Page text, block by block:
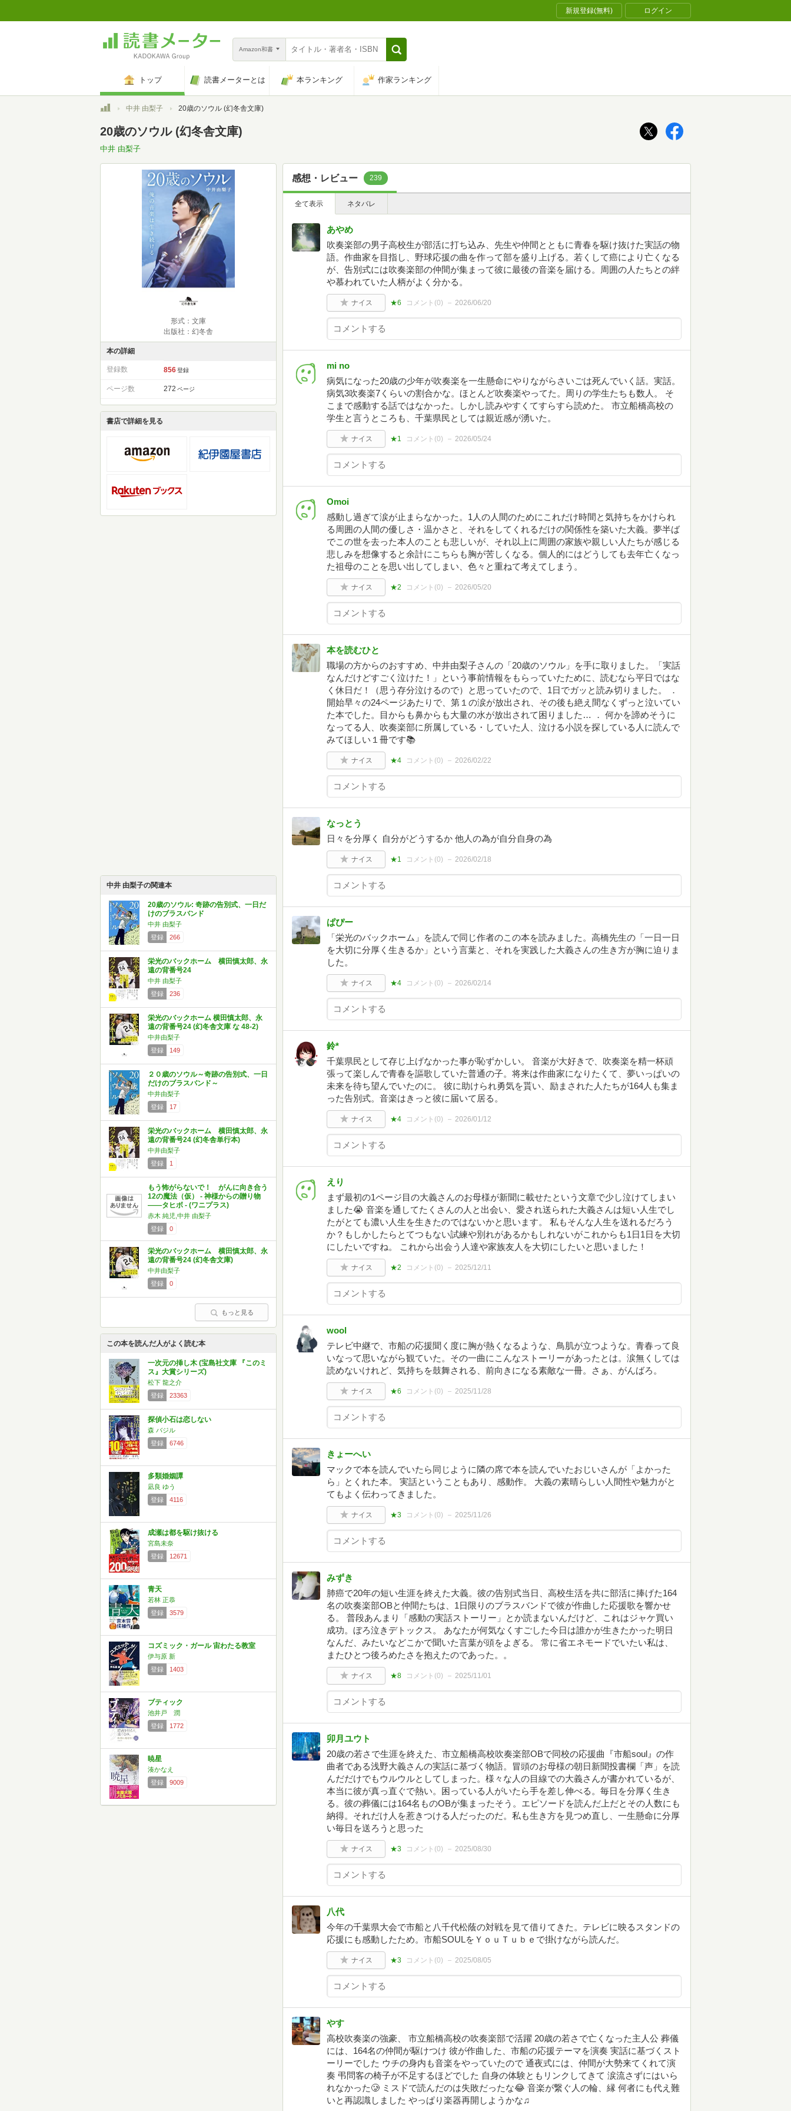
新規登録(無料) ログイン
Amazon和書
トップ 読書メーターとは 本ランキング 作家ランキング
トップ中井 由梨子 20歳のソウル (幻冬舎文庫)
20歳のソウル (幻冬舎文庫)
中井 由梨子
形式：文庫
出版社：幻冬舎
本の詳細
登録数 856 登録
ページ数 272 ページ
書店で詳細を見る
中井 由梨子の関連本
20歳のソウル: 奇跡の告別式、一日だ
けのブラスバンド
中井 由梨子
登録
266
栄光のバックホーム 横田慎太郎、永
遠の背番号24
中井 由梨子
登録
236
栄光のバックホーム 横田慎太郎、永
遠の背番号24 (幻冬舎文庫 な 48-2)
中井由梨子
登録
149
２０歳のソウル～奇跡の告別式、一日
だけのブラスバンド～
中井由梨子
登録
17
栄光のバックホーム 横田慎太郎、永
遠の背番号24 (幻冬舎単行本)
中井由梨子
登録
1
もう怖がらないで！ がんに向き合う
12の魔法（仮） - 神様からの贈り物
——タヒボ - (ワニプラス)
赤木 純児,中井 由梨子
登録
0
栄光のバックホーム 横田慎太郎、永
遠の背番号24 (幻冬舎文庫)
中井由梨子
登録
0
もっと見る
この本を読んだ人がよく読む本
一次元の挿し木 (宝島社文庫 『このミ
ス』大賞シリーズ)
松下 龍之介
登録
23363
探偵小石は恋しない
森 バジル
登録
6746
多類婚姻譚
凪良 ゆう
登録
4116
成瀬は都を駆け抜ける
宮島未奈
登録
12671
青天
若林 正恭
登録
3579
コズミック・ガール 宙わたる教室
伊与原 新
登録
1403
ブティック
池井戸 潤
登録
1772
暁星
湊かなえ
登録
9009
感想・レビュー 239
全て表示 ネタバレ
あやめ
吹奏楽部の男子高校生が部活に打ち込み、先生や仲間とともに青春を駆け抜けた実話の物
語。作曲家を目指し、野球応援の曲を作って部を盛り上げる。若くして癌により亡くなる
が、告別式には吹奏楽部の仲間が集まって彼に最後の音楽を届ける。周囲の人たちとの絆
や慕われていた人柄がよく分かる。
ナイス ★6 コメント(0) 2026/06/20
mi no
病気になった20歳の少年が吹奏楽を一生懸命にやりながらさいごは死んでいく話。実話。
病気3吹奏楽7くらいの割合かな。ほとんど吹奏楽やってた。周りの学生たちも数人。 そ
こまで感動する話ではなかった。しかし読みやすくてすらすら読めた。 市立船橋高校の
学生と言うところも、千葉県民としては親近感が湧いた。
ナイス ★1 コメント(0) 2026/05/24
Omoi
感動し過ぎて涙が止まらなかった。1人の人間のためにこれだけ時間と気持ちをかけられ
る周囲の人間の優しさ・温かさと、それをしてくれるだけの関係性を築いた大義。夢半ば
でこの世を去った本人のことも悲しいが、それ以上に周囲の家族や親しい人たちが感じる
悲しみを想像すると余計にこちらも胸が苦しくなる。個人的にはどうしても去年亡くなっ
た祖母のことを思い出してしまい、色々と重ねて考えてしまう。
ナイス ★2 コメント(0) 2026/05/20
本を読むひと
職場の方からのおすすめ、中井由梨子さんの「20歳のソウル」を手に取りました。「実話
なんだけどすごく泣けた！」という事前情報をもらっていたために、読むなら平日ではな
く休日だ！（思う存分泣けるので）と思っていたので、1日でガッと読み切りました。 ．
開始早々の24ページあたりで、第１の涙が放出され、その後も絶え間なくずっと泣いてい
た本でした。目からも鼻からも大量の水が放出されて困りました… ． 何かを諦めそうに
なってる人、吹奏楽部に所属している・していた人、泣ける小説を探している人に読んで
みてほしい１冊です📚
ナイス ★4 コメント(0) 2026/02/22
なっとう
日々を分厚く 自分がどうするか 他人の為が自分自身の為
ナイス ★1 コメント(0) 2026/02/18
ぱぴー
「栄光のバックホーム」を読んで同じ作者のこの本を読みました。高橋先生の「一日一日
を大切に分厚く生きるか」という言葉と、それを実践した大義さんの生き方が胸に迫りま
した。
ナイス ★4 コメント(0) 2026/02/14
鈴*
千葉県民として存じ上げなかった事が恥ずかしい。 音楽が大好きで、吹奏楽を精一杯頑
張って楽しんで青春を謳歌していた普通の子。将来は作曲家になりたくて、夢いっぱいの
未来を待ち望んでいたのに。 彼に助けられ勇気を貰い、励まされた人たちが164人も集ま
った告別式。音楽はきっと彼に届いて居る。
ナイス ★4 コメント(0) 2026/01/12
えり
まず最初の1ページ目の大義さんのお母様が新聞に載せたという文章で少し泣けてしまい
ました😭 音楽を通してたくさんの人と出会い、愛され送られた大義さんは短い人生でし
たがとても濃い人生を生きたのではないかと思います。 私もそんな人生を送れるだろう
か？もしかしたらとてつもない試練や別れがあるかもしれないがこれからも1日1日を大切
にしたいですね。 これから出会う人達や家族友人を大切にしたいと思いました！
ナイス ★2 コメント(0) 2025/12/11
wool
テレビ中継で、市船の応援聞く度に胸が熱くなるような、鳥肌が立つような。青春って良
いなって思いながら観ていた。その一曲にこんなストーリーがあったとは。涙無くしては
読めないけれど、気持ちを鼓舞される、前向きになる素敵な一冊。さぁ、がんばろ。
ナイス ★6 コメント(0) 2025/11/28
きょーへい
マックで本を読んでいたら同じように隣の席で本を読んでいたおじいさんが「よかった
ら」とくれた本。 実話ということもあり、感動作。 大義の素晴らしい人間性や魅力がと
てもよく伝わってきました。
ナイス ★3 コメント(0) 2025/11/26
みずき
肺癌で20年の短い生涯を終えた大義。彼の告別式当日、高校生活を共に部活に捧げた164
名の吹奏楽部OBと仲間たちは、1日限りのブラスバンドで彼が作曲した応援歌を響かせ
る。 普段あんまり「感動の実話ストーリー」とか読まないんだけど、これはジャケ買い
成功。ぼろ泣きデトックス。 あなたが何気なくすごした今日は誰かが生きたかった明日
なんだ、みたいなどこかで聞いた言葉が頭をよぎる。 常に省エネモードでいたい私は、
またひとつ後ろめたさを抱えたのであった。。
ナイス ★8 コメント(0) 2025/11/01
卯月ユウト
20歳の若さで生涯を終えた、市立船橋高校吹奏楽部OBで同校の応援曲『市船soul』の作
曲者である浅野大義さんの実話に基づく物語。冒頭のお母様の朝日新聞投書欄「声」を読
んだだけでもウルウルとしてしまった。様々な人の目線での大義さんが書かれているが、
本当に彼が真っ直ぐで熱い。困っている人がいたら手を差し伸べる。毎日を分厚く生き
る。彼の葬儀には164名ものOBが集まったそう。エピソードを読んだ上だとその人数にも
納得。それだけ人を惹きつける人だったのだ。私も生き方を見つめ直し、一生懸命に分厚
い毎日を送ろうと思った
ナイス ★3 コメント(0) 2025/08/30
八代
今年の千葉県大会で市船と八千代松蔭の対戦を見て借りてきた。テレビに映るスタンドの
応援にも感動したため。市船SOULをＹｏｕＴｕｂｅで掛けながら読んだ。
ナイス ★3 コメント(0) 2025/08/05
やす
高校吹奏楽の強豪、 市立船橋高校の吹奏楽部で活躍 20歳の若さで亡くなった主人公 葬儀
には、164名の仲間が駆けつけ 彼が作曲した、市船の応援テーマを演奏 実話に基づくスト
ーリーでした ウチの身内も音楽をやっていたので 通夜式には、仲間が大勢来てくれて演
奏 弔問客の椅子が不足するほどでした 自身の体験ともリンクしてきて 涙流さずにはいら
れなかった🥲 ミスドで読んだのは失敗だったな😂 音楽が繋ぐ人の輪、縁 何者にも代え難
いと再認識しました やっぱり楽器再開しようかな♫